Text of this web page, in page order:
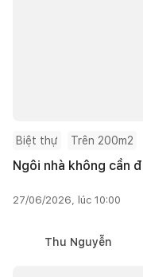
Biệt thự Trên 200m2
Ngôi nhà không cần
27/06/2026, lúc 10:00
Thu Nguyễn